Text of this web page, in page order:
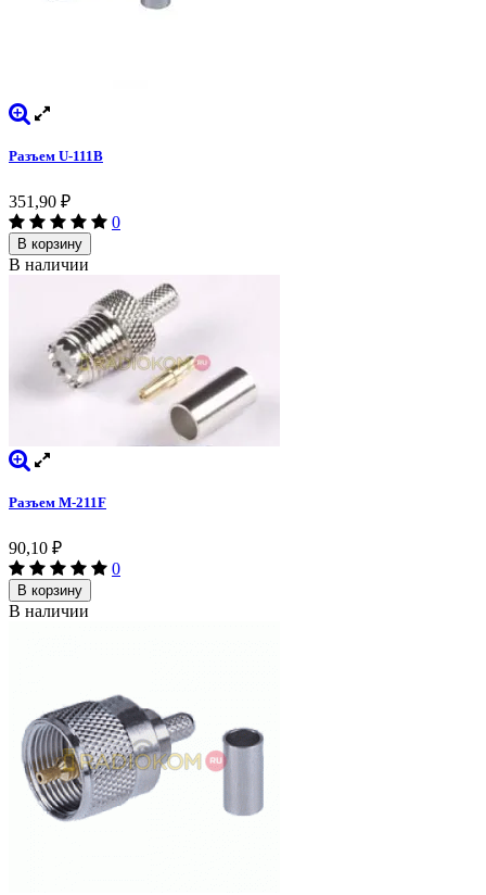
Разъем U-111B
351,90 ₽
0
В корзину
В наличии
Разъем M-211F
90,10 ₽
0
В корзину
В наличии